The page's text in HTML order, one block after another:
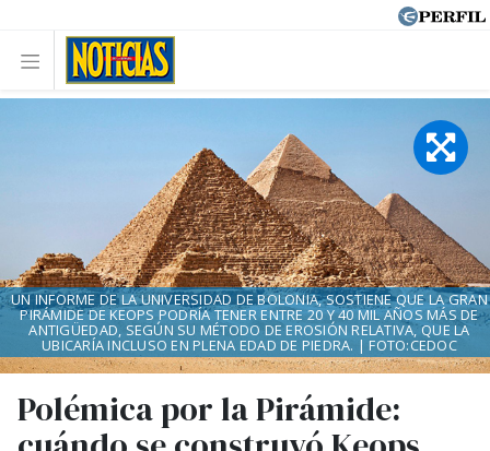
Polémica por la Pirámide:
UN INFORME DE LA UNIVERSIDAD DE BOLONIA, SOSTIENE QUE LA GRAN
PIRÁMIDE DE KEOPS PODRÍA TENER ENTRE 20 Y 40 MIL AÑOS MÁS DE
ANTIGÜEDAD, SEGÚN SU MÉTODO DE EROSIÓN RELATIVA, QUE LA
UBICARÍA INCLUSO EN PLENA EDAD DE PIEDRA. | FOTO:CEDOC